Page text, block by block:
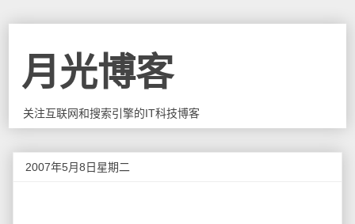
月光博客
关注互联网和搜索引擎的IT科技博客
2007年5月8日星期二